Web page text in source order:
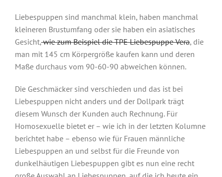
Liebespuppen sind manchmal klein, haben manchmal
kleineren Brustumfang oder sie haben ein asiatisches
Gesicht,wie zum Beispiel die TPE Liebespuppe Vera, die
man mit 145 cm Körpergröße kaufen kann und deren
Maße durchaus vom 90-60-90 abweichen können.
Die Geschmäcker sind verschieden und das ist bei
Liebespuppen nicht anders und der Dollpark trägt
diesem Wunsch der Kunden auch Rechnung. Für
Homosexuelle bietet er – wie ich in der letzten Kolumne
berichtet habe – ebenso wie für Frauen männliche
Liebespuppen an und selbst für die Freunde von
dunkelhäutigen Liebespuppen gibt es nun eine recht